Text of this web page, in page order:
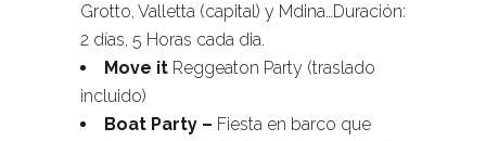
Grotto, Valletta (capital) y Mdina…Duración:
2 días, 5 Horas cada dia.
Move it Reggeaton Party (traslado
incluido)
Boat Party – Fiesta en barco que